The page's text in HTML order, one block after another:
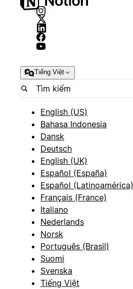
Tiếng Việt
English (US)
Bahasa Indonesia
Dansk
Deutsch
English (UK)
Español (España)
Español (Latinoamérica)
Français (France)
Italiano
Nederlands
Norsk
Português (Brasil)
Suomi
Svenska
Tiếng Việt